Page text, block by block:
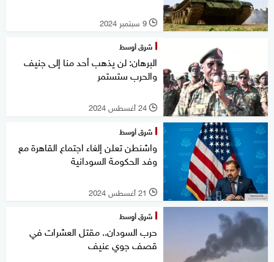
l 9 سبتمبر 2024
شرق أوسط
البرهان: لن يذهب أحد منا إلى جنيف
والحرب ستستمر
l 24 أغسطس 2024
شرق أوسط
واشنطن تعلن إلغاء اجتماع القاهرة مع
وفد الحكومة السودانية
l 21 أغسطس 2024
شرق أوسط
حرب السودان.. مقتل العشرات في
قصف جوي عنيف